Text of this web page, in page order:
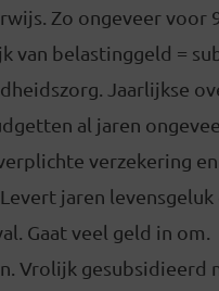
Zo ongeveer voor
van belastinggeld =
Jaarlijkse
al jaren
verzekering
jaren
Gaat veel geld in om.
Vrolijk gesubsidieerd